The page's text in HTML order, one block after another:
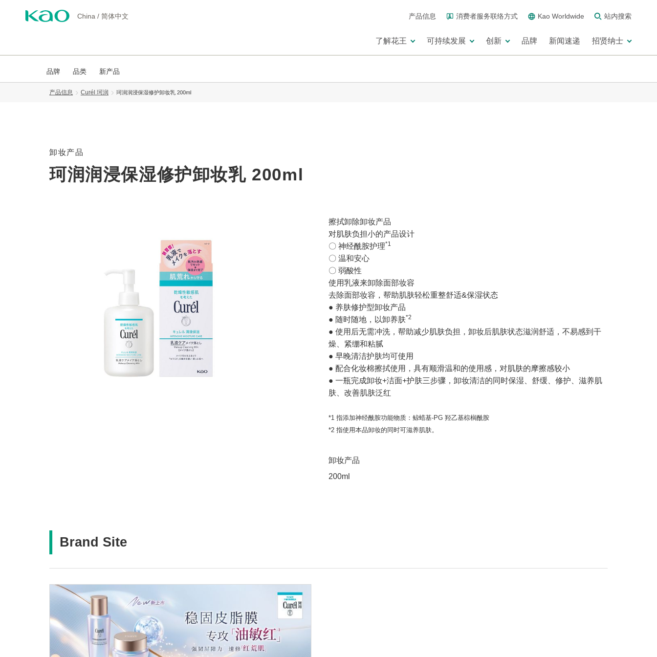
China / 简体中文 产品信息 消费者服务联络方式 Kao Worldwide 站内搜索
了解花王 可持续发展 创新 品牌 新闻速递 招贤纳士
品牌 品类 新产品
产品信息 Curél 珂润 珂润润浸保湿修护卸妆乳 200ml
卸妆产品
珂润润浸保湿修护卸妆乳 200ml
擦拭卸除卸妆产品
对肌肤负担小的产品设计
〇 神经酰胺护理*1
〇 温和安心
〇 弱酸性
使用乳液来卸除面部妆容
去除面部妆容，帮助肌肤轻松重整舒适&保湿状态
● 养肤修护型卸妆产品
● 随时随地，以卸养肤*2
● 使用后无需冲洗，帮助减少肌肤负担，卸妆后肌肤状态滋润舒适，不易感到干
燥、紧绷和粘腻
● 早晚清洁护肤均可使用
● 配合化妆棉擦拭使用，具有顺滑温和的使用感，对肌肤的摩擦感较小
● 一瓶完成卸妆+洁面+护肤三步骤，卸妆清洁的同时保湿、舒缓、修护、滋养肌
肤、改善肌肤泛红
*1 指添加神经酰胺功能物质：鲸蜡基-PG 羟乙基棕榈酰胺
*2 指使用本品卸妆的同时可滋养肌肤。
卸妆产品
200ml
Brand Site